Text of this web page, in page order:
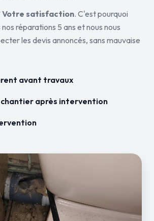
Votre satisfaction. C'est pourquoi
réparations 5 ans et nous nous
les devis annoncés, sans mauvaise
avant travaux
après intervention